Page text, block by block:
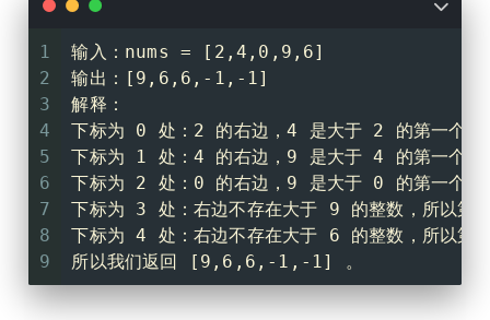
1
2
3
4
5
6
7
8
9
输入：nums = [2,4,0,9,6]
输出：[9,6,6,-1,-1]
解释：
下标为 0 处：2 的右边，4 是大于 2 的第一个整
下标为 1 处：4 的右边，9 是大于 4 的第一个整
下标为 2 处：0 的右边，9 是大于 0 的第一个整
下标为 3 处：右边不存在大于 9 的整数，所以第
下标为 4 处：右边不存在大于 6 的整数，所以第
所以我们返回 [9,6,6,-1,-1] 。